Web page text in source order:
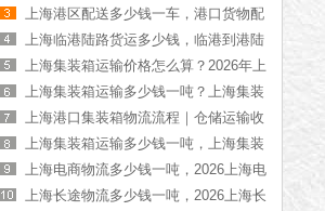
装箱运输价格指南【最新更新】
上海港区配送多少钱一车，港口货物配
送服务收费价格表【含最新报价】
上海临港陆路货运多少钱，临港到港陆
路运输收费标准【含价格表】
上海集装箱运输价格怎么算？2026年上
海集装箱运输价格指南【最新更新】
上海集装箱运输多少钱一吨？上海集装
箱运输价格（含价格表）
上海港口集装箱物流流程｜仓储运输收
费标准2026｜港口物流【行业百科】
上海集装箱运输多少钱一吨，上海集装
箱运输价格（含价格表）
上海电商物流多少钱一吨，2026上海电
商物流价格【含最新价格】
上海长途物流多少钱一吨，2026上海长